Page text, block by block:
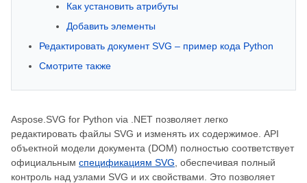
Как установить атрибуты
Добавить элементы
Редактировать документ SVG – пример кода Python
Смотрите также
Aspose.SVG for Python via .NET позволяет легко
редактировать файлы SVG и изменять их содержимое. API
объектной модели документа (DOM) полностью соответствует
официальным спецификациям SVG , обеспечивая полный
контроль над узлами SVG и их свойствами. Это позволяет